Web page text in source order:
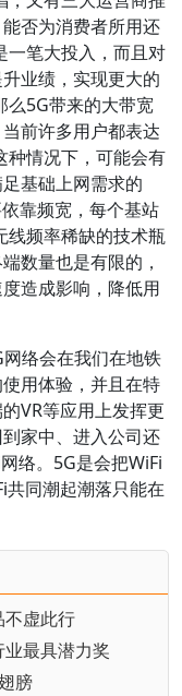
否为消费者所用还
一笔大投入，而且对
业绩，实现更大的
么5G带来的大带宽
前许多用户都表达
种情况下，可能会有
基础上网需求的
靠频宽，每个基站
线频率稀缺的技术瓶
数量也是有限的，
造成影响，降低用
络会在我们在地铁
用体验，并且在特
VR等应用上发挥更
家中、进入公司还
络。5G是会把WiFi
同潮起潮落只能在
不虚此行
最具潜力奖
膀